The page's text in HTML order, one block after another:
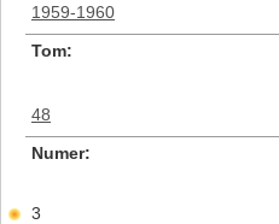
1959-1960
Tom
48
Numer
3